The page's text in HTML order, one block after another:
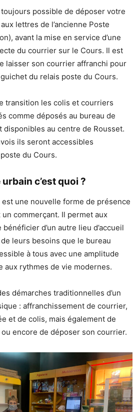
possible de déposer votre
lettres de l’ancienne Poste
avant la mise en service d’une
du courrier sur le Cours. Il est
laisser son courrier affranchi pour
du relais poste du Cours.
transition les colis et courriers
comme déposés au bureau de
disponibles au centre de Rousset.
ils seront accessibles
du Cours.
c’est quoi ?
une nouvelle forme de présence
commerçant. Il permet aux
d’un autre lieu d’accueil
leurs besoins que le bureau
à tous avec une amplitude
aux rythmes de vie modernes.
démarches traditionnelles d’un
: affranchissement de courrier,
et de colis, mais également de
encore de déposer son courrier.